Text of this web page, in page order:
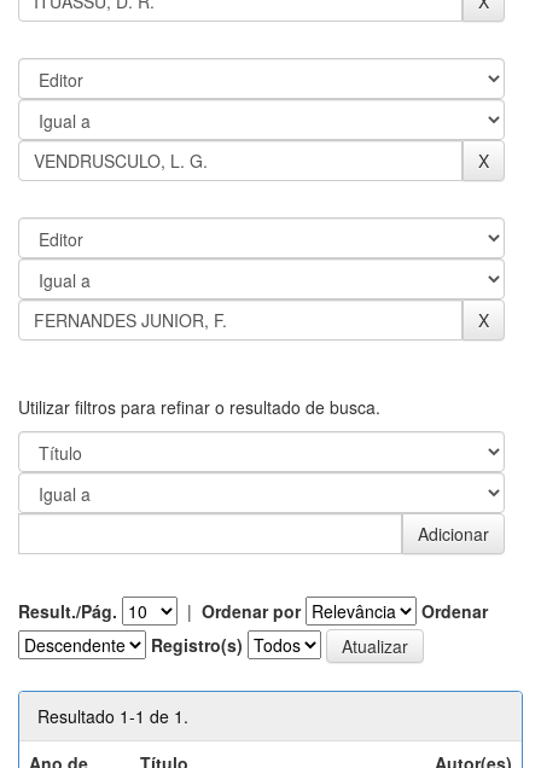
Utilizar filtros para refinar o resultado de busca.
Result./Pág. | Ordenar por
Ordenar
Registro(s)
Resultado 1-1 de 1.
Ano de
Título Autor(es)